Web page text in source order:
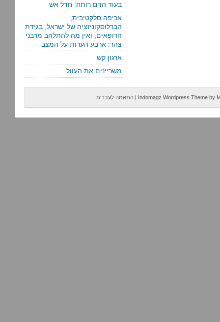
בעוד הדם רותח: חדל אש
אכיפה סלקטיבית,
הברלוסקוניזציה של ישראל, בגידת
הרופאים, ואין מה להתלהב מרבני
צהר: ארבע הערות על המצב
ארגון קש
משריינים את העוול
Indomagz Wordpress Theme by
| התאמה לעברית